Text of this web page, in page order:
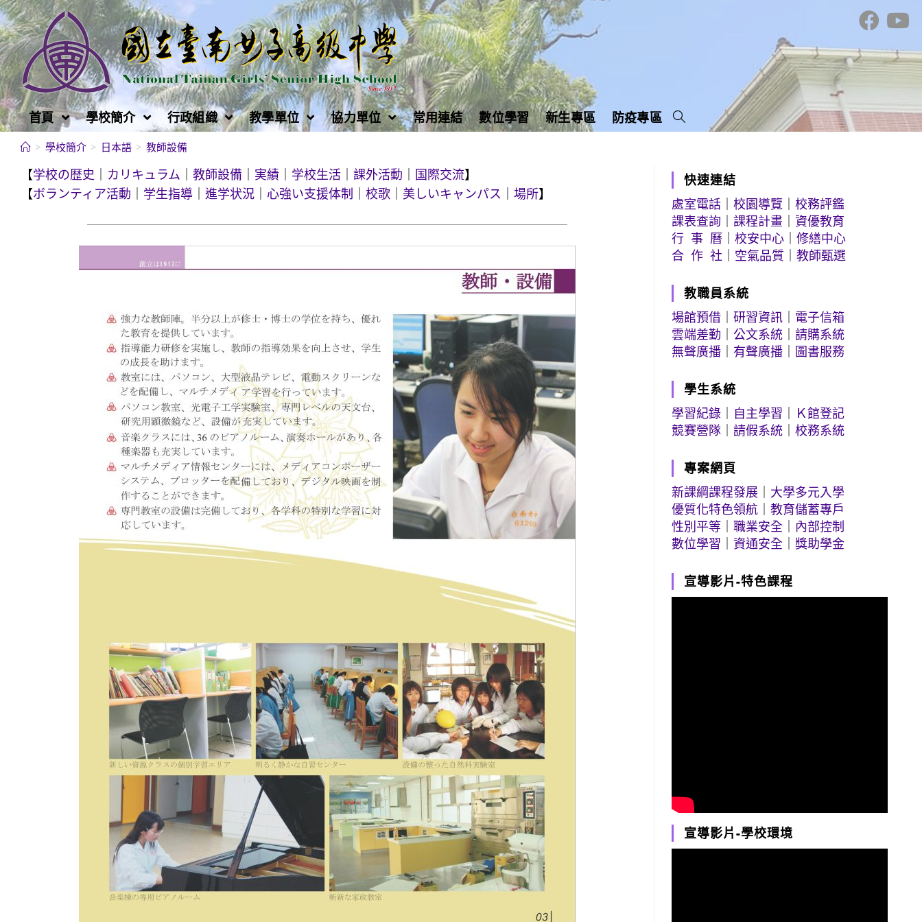
跳
轉
至
主
要
內
容
首頁 學校簡介 行政組織 教學單位 協力單位 常用連結 數位學習 新生專區 防疫專區
> 學校簡介 > 日本語 > 教師設備
【学校の歴史 カリキュラム 教師設備 実績 学校生活 課外活動 国際交流】
【ボランティア活動 学生指導 進学状況 心強い支援体制 校歌 美しいキャンパス 場所】
快速連結
處室電話 ｜校園導覽 ｜校務評鑑
課表查詢 ｜課程計畫 ｜資優教育
行 事 曆 ｜校安中心 ｜修繕中心
合 作 社
空氣品質 ｜教師甄選
教職員系統
場館預借 ｜研習資訊
電子信箱
雲端差勤 ｜公文系統 ｜請購系統
無聲廣播
有聲廣播 圖書服務
學生系統
學習紀錄
自主學習
Ｋ館登記
競賽營隊 ｜請假系統 ｜校務系統
專案網頁
新課綱課程發展
大學多元入學
優質化特色領航 ｜教育儲蓄專戶
性別平等 ｜職業安全
內部控制
數位學習 ｜資通安全 ｜獎助學金
宣導影片-特色課程
宣導影片-學校環境